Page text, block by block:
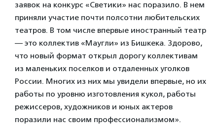
заявок на конкурс «Светики» нас поразило. В нем
приняли участие почти полсотни любительских
театров. В том числе впервые иностранный театр
— это коллектив «Маугли» из Бишкека. Здорово,
что новый формат открыл дорогу коллективам
из маленьких поселков и отдаленных уголков
России. Многих из них мы увидели впервые, но их
работы по уровню изготовления кукол, работы
режиссеров, художников и юных актеров
поразили нас своим профессионализмом».